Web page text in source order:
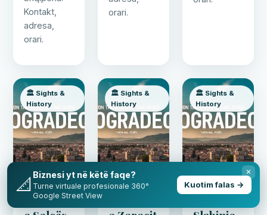
Kontakt,
adresa,
orari.
orari.
🏛️ Sights &
History
Gradishta
🏛️ Sights &
History
🏛️ Sights &
History
✕
📐 Biznesi yt në këtë faqe?
Turne virtuale profesionale 360°
Google Street View
Kuotim falas →